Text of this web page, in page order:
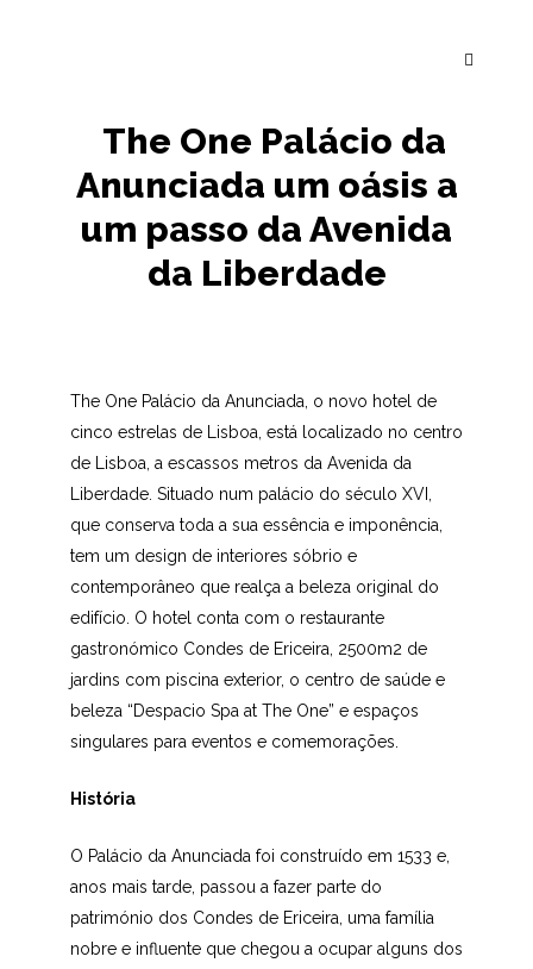
The One Palácio da
Anunciada um oásis a
um passo da Avenida
da Liberdade
The One Palácio da Anunciada, o novo hotel de
cinco estrelas de Lisboa, está localizado no centro
de Lisboa, a escassos metros da Avenida da
Liberdade. Situado num palácio do século XVI,
que conserva toda a sua essência e imponência,
tem um design de interiores sóbrio e
contemporâneo que realça a beleza original do
edifício. O hotel conta com o restaurante
gastronómico Condes de Ericeira, 2500m2 de
jardins com piscina exterior, o centro de saúde e
beleza “Despacio Spa at The One” e espaços
singulares para eventos e comemorações.
História
O Palácio da Anunciada foi construído em 1533 e,
anos mais tarde, passou a fazer parte do
património dos Condes de Ericeira, uma família
nobre e influente que chegou a ocupar alguns dos